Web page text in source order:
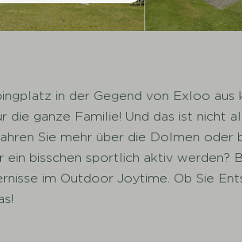
in der Gegend von Exloo aus
ganze Familie! Und das ist nicht
Sie mehr über die Dolmen oder
bisschen sportlich aktiv werden?
im Outdoor Joytime. Ob Sie